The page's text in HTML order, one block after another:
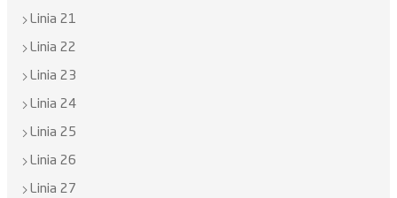
Linia 21
Linia 22
Linia 23
Linia 24
Linia 25
Linia 26
Linia 27